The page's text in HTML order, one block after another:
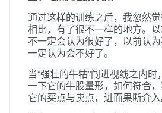
通过这样的训练之后，我忽然
相比，有了很不一样的地方。
不一定会认为很好了，以前认
一定认为会不好了。
当“强壮的牛牯”闯进视线之内
一下它的牛股量形，如何符合
它的买点与卖点，进而果断介入